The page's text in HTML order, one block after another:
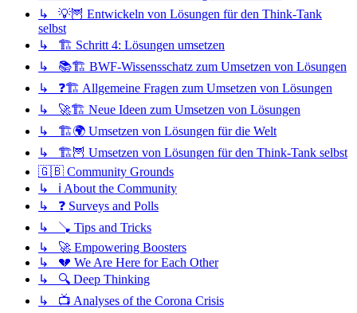
↳ 💡🦉 Entwickeln von Lösungen für den Think-Tank
selbst
↳ 🏗️ Schritt 4: Lösungen umsetzen
↳ 📚🏗️ BWF-Wissensschatz zum Umsetzen von Lösungen
↳ ❓🏗️ Allgemeine Fragen zum Umsetzen von Lösungen
↳ 🚀🏗️ Neue Ideen zum Umsetzen von Lösungen
↳ 🏗️🌍 Umsetzen von Lösungen für die Welt
↳ 🏗️🦉 Umsetzen von Lösungen für den Think-Tank selbst
🇬🇧 Community Grounds
↳ ℹ️ About the Community
↳ ❓ Surveys and Polls
↳ 🪠 Tips and Tricks
↳ 🚀 Empowering Boosters
↳ 💔 We Are Here for Each Other
↳ 🔍 Deep Thinking
↳ 📺 Analyses of the Corona Crisis